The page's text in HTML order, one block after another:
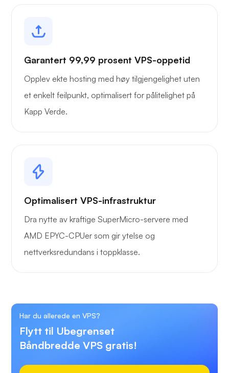
Garantert 99,99 prosent VPS-oppetid
Opplev ekte hosting med høy tilgjengelighet uten
et enkelt feilpunkt, optimalisert for pålitelighet på
Kapp Verde.
Optimalisert VPS-infrastruktur
Dra nytte av kraftige SuperMicro-servere med
AMD EPYC-CPUer som gir ytelse og
nettverksredundans i toppklasse.
Har du allerede en VPS?
Flytt til Ubegrenset
Båndbredde VPS gratis!